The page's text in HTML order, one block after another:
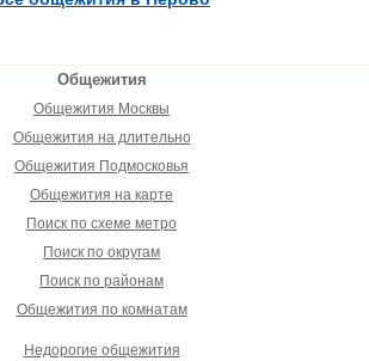
Общежития
Общежития Москвы
Общежития на длительно
Общежития Подмосковья
Общежития на карте
Поиск по схеме метро
Поиск по округам
Поиск по районам
Общежития по комнатам
Недорогие общежития